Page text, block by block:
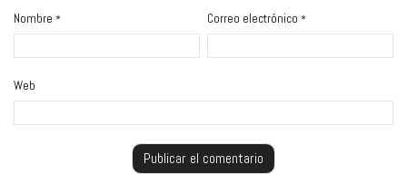
Nombre * Correo electrónico*
Web